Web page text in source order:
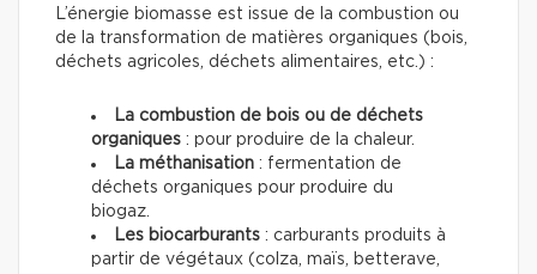
L’énergie biomasse est issue de la combustion ou
de la transformation de matières organiques (bois,
déchets agricoles, déchets alimentaires, etc.) :
La combustion de bois ou de déchets
organiques : pour produire de la chaleur.
La méthanisation : fermentation de
déchets organiques pour produire du
biogaz.
Les biocarburants : carburants produits à
partir de végétaux (colza, maïs, betterave,